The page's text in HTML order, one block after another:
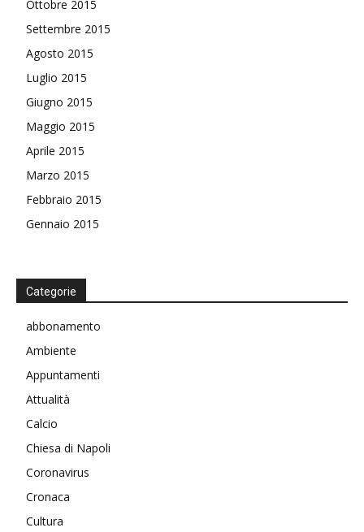
Ottobre 2015
Settembre 2015
Agosto 2015
Luglio 2015
Giugno 2015
Maggio 2015
Aprile 2015
Marzo 2015
Febbraio 2015
Gennaio 2015
Categorie
abbonamento
Ambiente
Appuntamenti
Attualità
Calcio
Chiesa di Napoli
Coronavirus
Cronaca
Cultura